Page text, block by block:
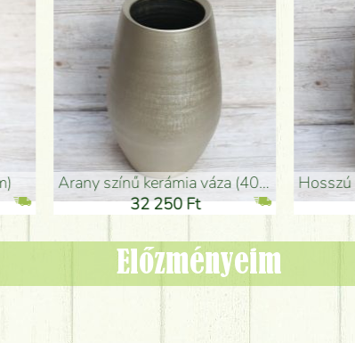
(50x29cm)
Ft
fekete design váza (15x20cm)
11 250 Ft
Előzményeim